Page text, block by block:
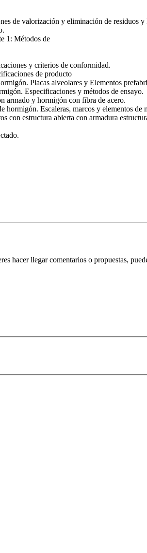
de valorización y eliminación de residuos y
1: Métodos de
y criterios de conformidad.
de producto
Placas alveolares y Elementos
Especificaciones y métodos de ensayo.
armado y hormigón con fibra de acero.
Escaleras, marcos y elementos de
con estructura abierta con armadura
hacer llegar comentarios o propuestas,